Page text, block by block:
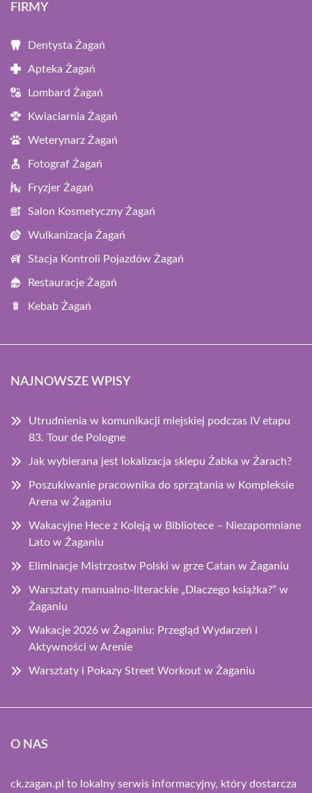
FIRMY
Dentysta Żagań
Apteka Żagań
Lombard Żagań
Kwiaciarnia Żagań
Weterynarz Żagań
Fotograf Żagań
Fryzjer Żagań
Salon Kosmetyczny Żagań
Wulkanizacja Żagań
Stacja Kontroli Pojazdów Żagań
Restauracje Żagań
Kebab Żagań
NAJNOWSZE WPISY
Utrudnienia w komunikacji miejskiej podczas IV etapu
83. Tour de Pologne
Jak wybierana jest lokalizacja sklepu Żabka w Żarach?
Poszukiwanie pracownika do sprzątania w Kompleksie
Arena w Żaganiu
Wakacyjne Hece z Koleją w Bibliotece – Niezapomniane
Lato w Żaganiu
Eliminacje Mistrzostw Polski w grze Catan w Żaganiu
Warsztaty manualno-literackie „Dlaczego książka?” w
Żaganiu
Wakacje 2026 w Żaganiu: Przegląd Wydarzeń i
Aktywności w Arenie
Warsztaty i Pokazy Street Workout w Żaganiu
O NAS
ck.zagan.pl to lokalny serwis informacyjny, który dostarcza